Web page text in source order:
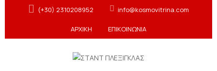
(+30) 2310208952 info@kosmovitrina.com
ΑΡΧΙΚΗ ΕΠΙΚΟΙΝΩΝΙΑ